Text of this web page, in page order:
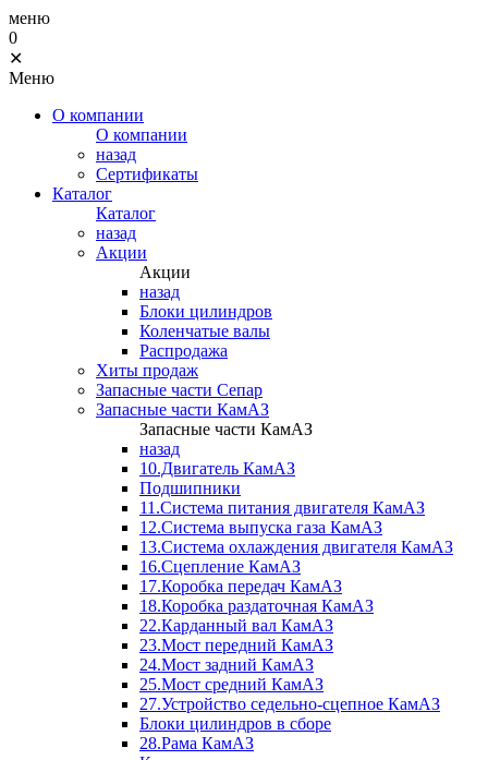
меню
0
✕
Меню
О компании
О компании
назад
Сертификаты
Каталог
Каталог
назад
Акции
Акции
назад
Блоки цилиндров
Коленчатые валы
Распродажа
Хиты продаж
Запасные части Сепар
Запасные части КамАЗ
Запасные части КамАЗ
назад
10.Двигатель КамАЗ
Подшипники
11.Система питания двигателя КамАЗ
12.Система выпуска газа КамАЗ
13.Система охлаждения двигателя КамАЗ
16.Сцепление КамАЗ
17.Коробка передач КамАЗ
18.Коробка раздаточная КамАЗ
22.Карданный вал КамАЗ
23.Мост передний КамАЗ
24.Мост задний КамАЗ
25.Мост средний КамАЗ
27.Устройство седельно-сцепное КамАЗ
Блоки цилиндров в сборе
28.Рама КамАЗ